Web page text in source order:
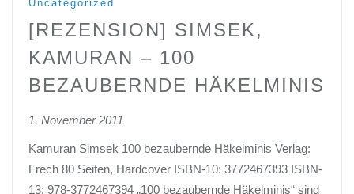
Uncategorized
[REZENSION] SIMSEK,
KAMURAN – 100
BEZAUBERNDE HÄKELMINIS
1. November 2011
Kamuran Simsek 100 bezaubernde Häkelminis Verlag:
Frech 80 Seiten, Hardcover ISBN-10: 3772467393 ISBN-
13: 978-3772467394 „100 bezaubernde Häkelminis“ sind